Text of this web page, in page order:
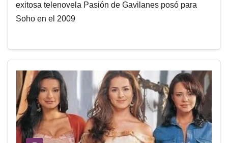
exitosa telenovela Pasión de Gavilanes posó para
Soho en el 2009